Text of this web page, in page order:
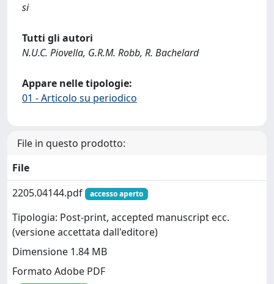
si
Tutti gli autori
N.U.C. Piovella, G.R.M. Robb, R. Bachelard
Appare nelle tipologie:
01 - Articolo su periodico
File in questo prodotto:
File
2205.04144.pdf
accesso aperto
Tipologia: Post-print, accepted manuscript ecc.
(versione accettata dall'editore)
Dimensione 1.84 MB
Formato Adobe PDF